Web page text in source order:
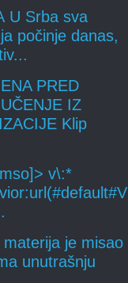
U Srba sva
počinje danas,
PRED
IZ
Klip
v\:*
materija je misao
unutrašnju